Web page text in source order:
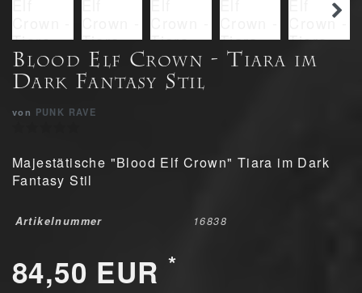
Blood Elf Crown - Tiara im
Dark Fantasy Stil
von PUNK RAVE
Majestätische "Blood Elf Crown" Tiara im Dark
Fantasy Stil
Artikelnummer 16838
84,50 EUR *